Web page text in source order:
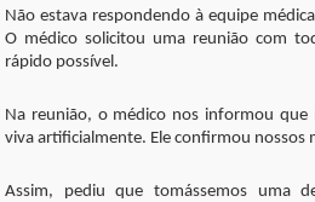
Não estava respondendo à equipe
O médico solicitou uma reunião com
rápido possível.
Na reunião, o médico nos informou que
viva artificialmente. Ele confirmou nossos
Assim, pediu que tomássemos uma